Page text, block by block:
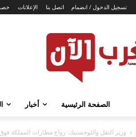
تسجيل الدخول / انضمام الإعلانات اتصل بنا
الصفحة الرئيسية أخبار
وزير النقل واللوجستيك: رواج مطارات المملكة